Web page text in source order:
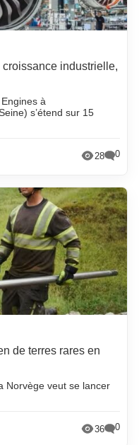
industrielle,
à
s’étend sur 15
28 0
de terres rares en
Norvège veut se lancer
36 0